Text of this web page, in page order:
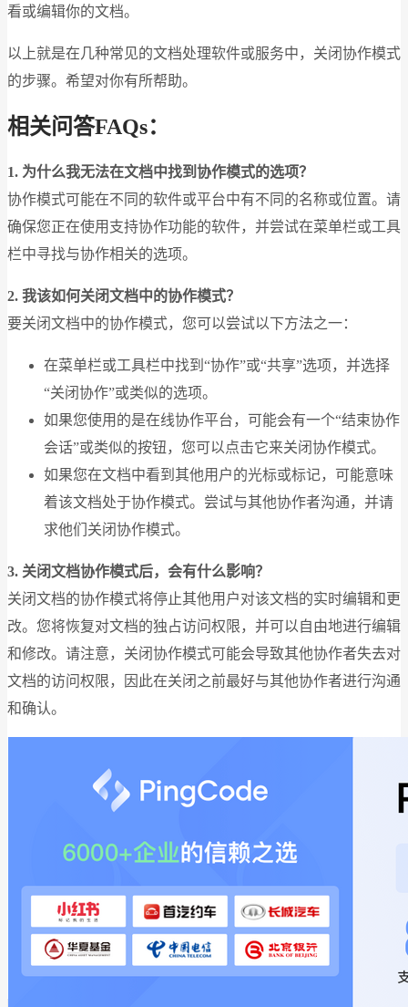
看或编辑你的文档。
以上就是在几种常见的文档处理软件或服务中，关闭协作模式
的步骤。希望对你有所帮助。
相关问答FAQs：
1. 为什么我无法在文档中找到协作模式的选项？
协作模式可能在不同的软件或平台中有不同的名称或位置。请
确保您正在使用支持协作功能的软件，并尝试在菜单栏或工具
栏中寻找与协作相关的选项。
2. 我该如何关闭文档中的协作模式？
要关闭文档中的协作模式，您可以尝试以下方法之一：
在菜单栏或工具栏中找到“协作”或“共享”选项，并选择
“关闭协作”或类似的选项。
如果您使用的是在线协作平台，可能会有一个“结束协作
会话”或类似的按钮，您可以点击它来关闭协作模式。
如果您在文档中看到其他用户的光标或标记，可能意味
着该文档处于协作模式。尝试与其他协作者沟通，并请
求他们关闭协作模式。
3. 关闭文档协作模式后，会有什么影响？
关闭文档的协作模式将停止其他用户对该文档的实时编辑和更
改。您将恢复对文档的独占访问权限，并可以自由地进行编辑
和修改。请注意，关闭协作模式可能会导致其他协作者失去对
文档的访问权限，因此在关闭之前最好与其他协作者进行沟通
和确认。